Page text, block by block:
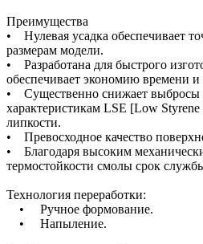
Преимущества
• Нулевая усадка обеспечивает
размерам модели.
• Разработана для быстрого
обеспечивает экономию времени и
• Существенно снижает выбросы
характеристикам LSE [Low
липкости.
• Превосходное качество
• Благодаря высоким
термостойкости смолы срок
Технология переработки:
• Ручное формование.
• Напыление.